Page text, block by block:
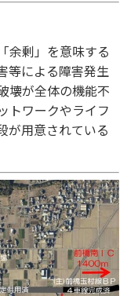
余剰」を意味する
等による障害発生
壊が全体の機能不
トワークやライフ
が用意されている